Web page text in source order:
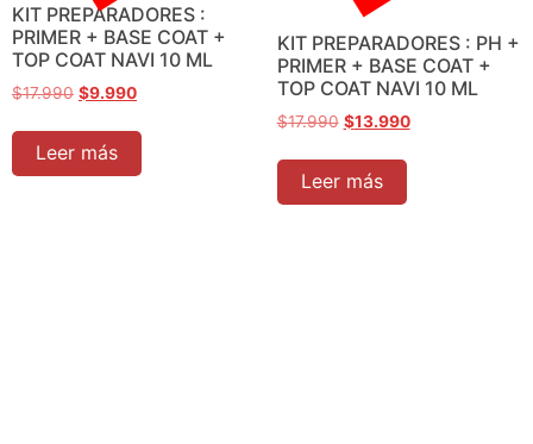
KIT PREPARADORES :
PRIMER + BASE COAT +
TOP COAT NAVI 10 ML
$17.990 $9.990
Leer más
KIT PREPARADORES : PH +
PRIMER + BASE COAT +
TOP COAT NAVI 10 ML
$17.990 $13.990
Leer más